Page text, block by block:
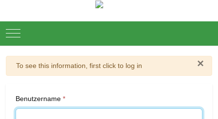
Mobile Menu Toggle
×
Warnung
To see this information, first click to log in
Benutzername *